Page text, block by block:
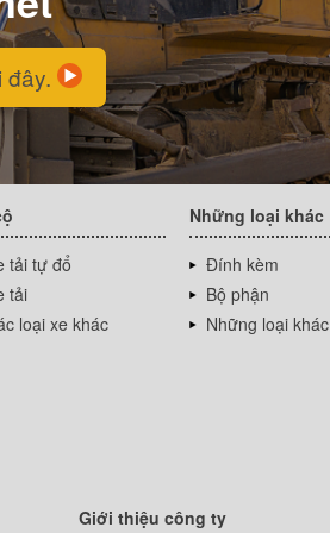
đây.
tải tự đổ
tải
loại xe khác
Những loại khác
Đính kèm
Bộ phận
Những loại khác
Giới thiệu công ty